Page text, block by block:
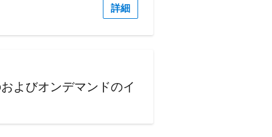
詳細
よびオンデマンドのイ